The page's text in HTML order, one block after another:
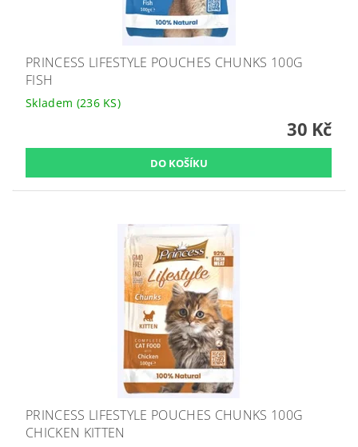
PRINCESS LIFESTYLE POUCHES CHUNKS 100G
FISH
Skladem (236 KS)
30 Kč
PRINCESS LIFESTYLE POUCHES CHUNKS 100G
CHICKEN KITTEN